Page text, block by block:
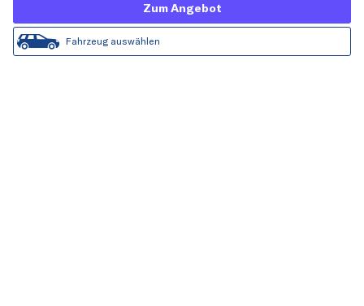
Zum Angebot
Fahrzeug auswählen